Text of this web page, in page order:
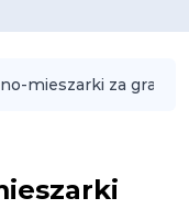
mieszarki za granicą